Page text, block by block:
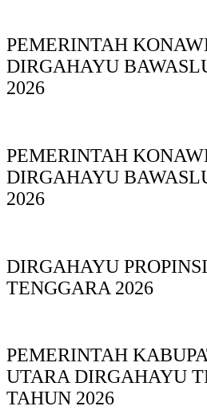
PEMERINTAH
DIRGAHAYU
2026
PEMERINTAH
DIRGAHAYU
2026
DIRGAHAYU
TENGGARA 2026
PEMERINTAH
UTARA DIRGAHAYU
TAHUN 2026